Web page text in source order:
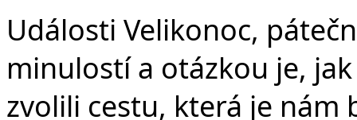
Události Velikonoc,
minulostí a otázkou je,
zvolili cestu, která je nám